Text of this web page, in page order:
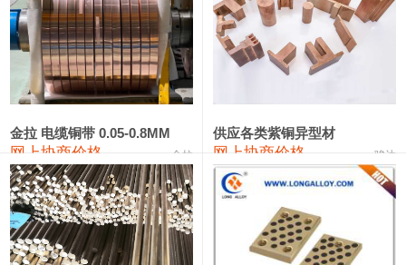
磷铜合金 110,400—117,200 113,800 1,050
无氧铜丝(硬) 109,350—109,650 109,500
R410A专用紫铜管 113,340—113,340
铸造铝合金锭(A380） 26,200—26,400 26,300 100
铝合金ADC12 24,100—24,300 100
铸造铝合金锭(ZL102) 24,100—24,300 24,200
金拉 电缆铜带 0.05-0.8MM
网上协商价格 金拉
供应各类紫铜异型材
网上协商价格 骏达